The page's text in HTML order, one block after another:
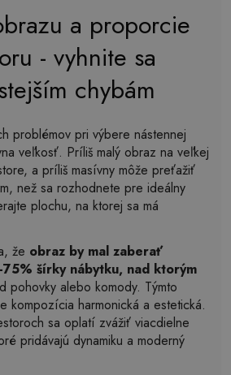
a proporcie
- vyhnite sa
chybám
problémov pri výbere nástennej
veľkosť. Príliš malý obraz na veľkej
a príliš masívny môže preťažiť
než sa rozhodnete pre ideálny
plochu, na ktorej sa má
že obraz by mal zaberať
šírky nábytku, nad ktorým
pohovky alebo komody. Týmto
kompozícia harmonická a estetická.
sa oplatí zvážiť viacdielne
pridávajú dynamiku a moderný